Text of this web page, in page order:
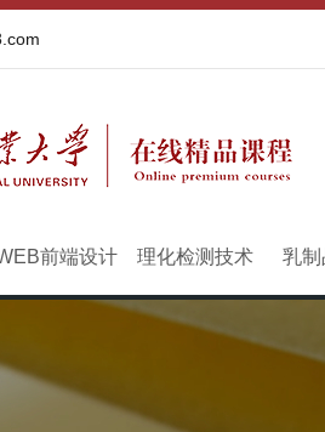
前端设计 理化检测技术 乳